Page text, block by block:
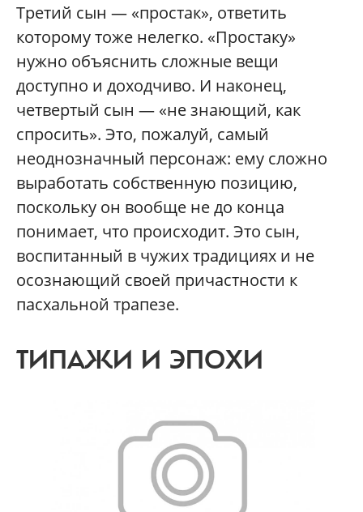
Третий сын — «простак», ответить
которому тоже нелегко. «Простаку»
нужно объяснить сложные вещи
доступно и доходчиво. И наконец,
четвертый сын — «не знающий, как
спросить». Это, пожалуй, самый
неоднозначный персонаж: ему сложно
выработать собственную позицию,
поскольку он вообще не до конца
понимает, что происходит. Это сын,
воспитанный в чужих традициях и не
осознающий своей причастности к
пасхальной трапезе.
ТИПАЖИ И ЭПОХИ